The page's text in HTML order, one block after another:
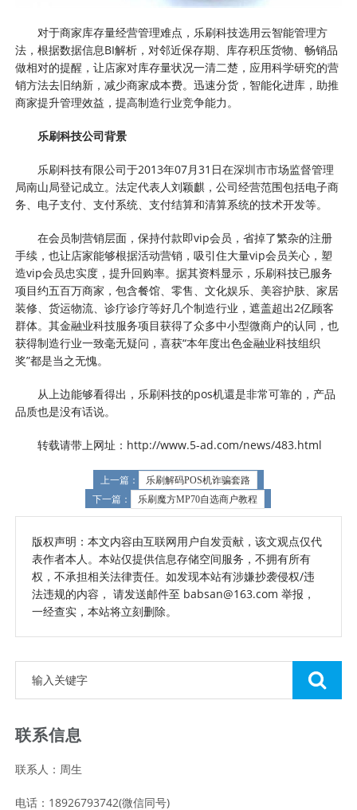
对于商家库存量经营管理难点，乐刷科技选用云智能管理方
法，根据数据信息BI解析，对邻近保存期、库存积压货物、畅销品
做相对的提醒，让店家对库存量状况一清二楚，应用科学研究的营
销方法去旧纳新，减少商家成本费。迅速分货，智能化进库，助推
商家提升管理效益，提高制造行业竞争能力。
乐刷科技公司背景
乐刷科技有限公司于2013年07月31日在深圳市市场监督管理
局南山局登记成立。法定代表人刘颖麒，公司经营范围包括电子商
务、电子支付、支付系统、支付结算和清算系统的技术开发等。
在会员制营销层面，保持付款即vip会员，省掉了繁杂的注册
手续，也让店家能够根据活动营销，吸引住大量vip会员关心，塑
造vip会员忠实度，提升回购率。据其资料显示，乐刷科技已服务
项目约五百万商家，包含餐馆、零售、文化娱乐、美容护肤、家居
装修、货运物流、诊疗诊疗等好几个制造行业，遮盖超出2亿顾客
群体。其金融业科技服务项目获得了众多中小型微商户的认同，也
获得制造行业一致毫无疑问，喜获“本年度出色金融业科技组织
奖”都是当之无愧。
从上边能够看得出，乐刷科技的pos机還是非常可靠的，产品
品质也是没有话说。
转载请带上网址：http://www.5-ad.com/news/483.html
上一篇：
乐刷解码POS机诈骗套路
下一篇：
乐刷魔方MP70自选商户教程
版权声明：本文内容由互联网用户自发贡献，该文观点仅代
表作者本人。本站仅提供信息存储空间服务，不拥有所有
权，不承担相关法律责任。如发现本站有涉嫌抄袭侵权/违
法违规的内容， 请发送邮件至 babsan@163.com 举报，
一经查实，本站将立刻删除。
联系信息
联系人：周生
电话：18926793742(微信同号)